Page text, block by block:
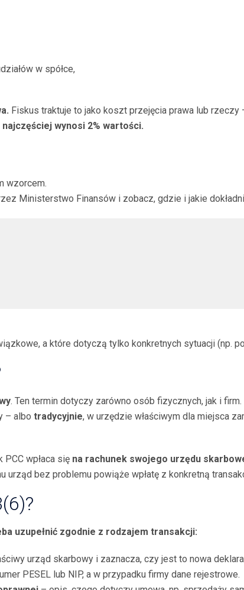
w spółce,
Fiskus traktuje to jako koszt przejęcia prawa lub
najczęściej wynosi 2% wartości.
wzorcem.
Ministerstwo Finansów i zobacz, gdzie i jakie
a które dotyczą tylko konkretnych sytuacji (np.
. Ten termin dotyczy zarówno osób fizycznych, jak i firm.
– albo tradycyjnie, w urzędzie właściwym dla miejsca
wpłaca się na rachunek swojego urzędu
urząd bez problemu powiąże wpłatę z konkretną
uzupełnić zgodnie z rodzajem transakcji:
urząd skarbowy i zaznacza, czy jest to nowa
PESEL lub NIP, a w przypadku firmy dane rejestrowe.